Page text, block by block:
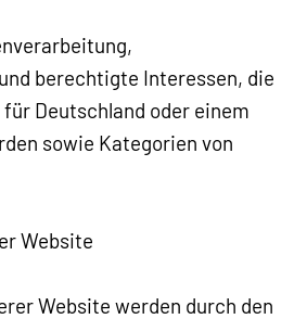
berechtigte Interessen, die
Deutschland oder einem
sowie Kategorien von
Website
Website werden durch den